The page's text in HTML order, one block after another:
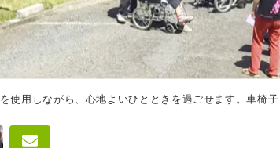
使用しながら、心地よいひとときを過ごせます。車椅子